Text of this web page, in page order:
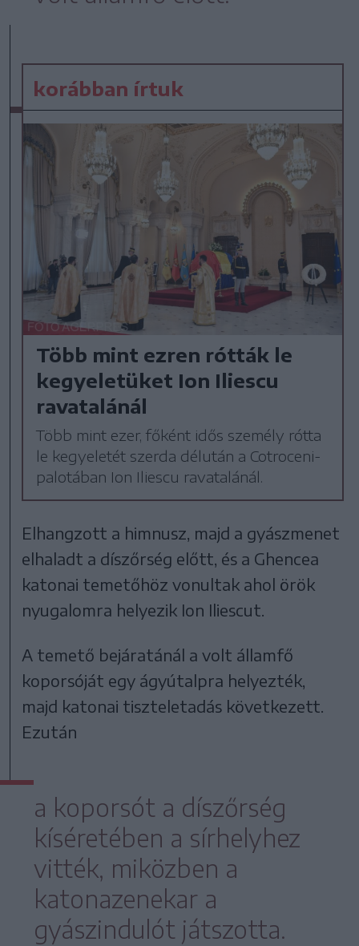
korábban írtuk
Több mint ezren rótták le
kegyeletüket Ion Iliescu
ravatalánál
Több mint ezer, főként idős személy rótta
le kegyeletét szerda délután a Cotroceni-
palotában Ion Iliescu ravatalánál.
Elhangzott a himnusz, majd a gyászmenet
elhaladt a díszőrség előtt, és a Ghencea
katonai temetőhöz vonultak ahol örök
nyugalomra helyezik Ion Iliescut.
A temető bejáratánál a volt államfő
koporsóját egy ágyútalpra helyezték,
majd katonai tiszteletadás következett.
Ezután
a koporsót a díszőrség
kíséretében a sírhelyhez
vitték, miközben a
katonazenekar a
gyászindulót játszotta.